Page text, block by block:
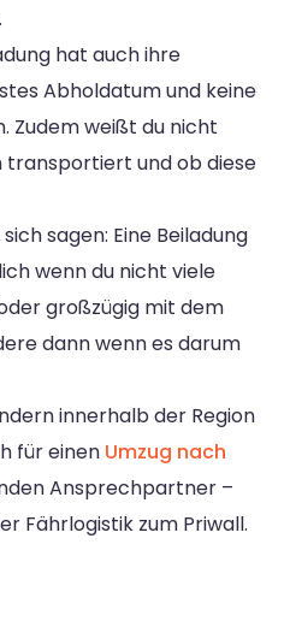
hat auch ihre
Abholdatum und keine
Zudem weißt du nicht
transportiert und ob diese
sagen: Eine Beiladung
wenn du nicht viele
großzügig mit dem
dann wenn es darum
innerhalb der Region
für einen Umzug nach
Ansprechpartner –
Fährlogistik zum Priwall.